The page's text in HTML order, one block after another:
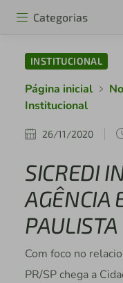
Categorias
INSTITUCIONAL
Página inicial
Institucional
26/11/2020
SICREDI
AGÊNCIA
PAULISTA
Com foco no
PR/SP chega a